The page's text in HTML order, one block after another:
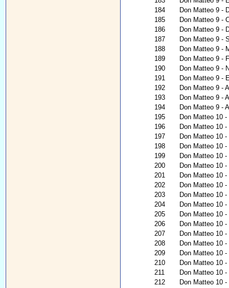
184
Don Matteo 9 -
185
Don Matteo 9 -
186
Don Matteo 9 -
187
Don Matteo 9 -
188
Don Matteo 9 -
189
Don Matteo 9 -
190
Don Matteo 9 -
191
Don Matteo 9 -
192
Don Matteo 9 -
193
Don Matteo 9 -
194
Don Matteo 9 -
195
Don Matteo 10 -
196
Don Matteo 10
197
Don Matteo 10
198
Don Matteo 10
199
Don Matteo 10
200
Don Matteo 10
201
Don Matteo 10
202
Don Matteo 10
203
Don Matteo 10
204
Don Matteo 10
205
Don Matteo 10
206
Don Matteo 10
207
Don Matteo 10
208
Don Matteo 10
209
Don Matteo 10
210
Don Matteo 10
211
Don Matteo 10
212
Don Matteo 10